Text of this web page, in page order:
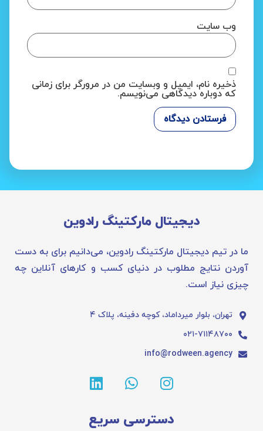
وب‌ سایت
ذخیره نام، ایمیل و وبسایت من در مرورگر برای زمانی
که دوباره دیدگاهی می‌نویسم.
دیجیتال مارکتینگ رادوین
ما در تیم دیجیتال مارکتینگ رادوین، می‌دانیم برای به دست
آوردن نتایج مطلوب در دنیای کسب و کارهای آنلاین چه
چیزی نیاز است.
تهران، بلوار میرداماد، کوچه دفینه، پلاک ۴
۰۲۱-۷۱۱۴۸۷۰۰
info@rodween.agency
دسترسی سریع